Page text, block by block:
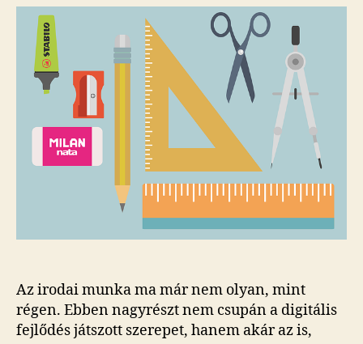
technológia
megújult
az
évszázadban
bejegyzéshez
Az irodai munka ma már nem olyan, mint
régen. Ebben nagyrészt nem csupán a digitális
fejlődés játszott szerepet, hanem akár az is,